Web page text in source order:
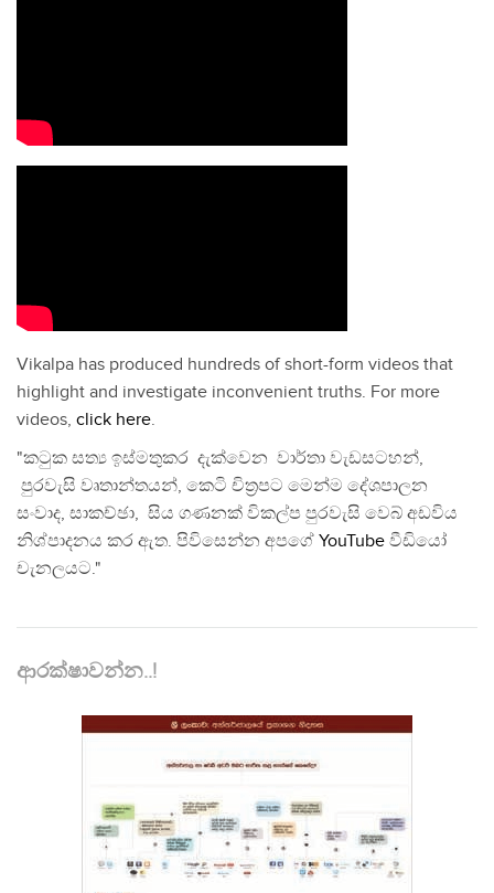
Vikalpa has produced hundreds of short-form videos that
highlight and investigate inconvenient truths. For more
videos, click here.
"කටුක සත්‍ය ඉස්මතුකර දැක්වෙන වාර්තා වැඩසටහන්,
පුරවැසි වෘතාන්තයන්, කෙටි චිත්‍රපට මෙන්ම දේශපාලන
සංවාද, සාකච්ඡා, සිය ගණනක් විකල්ප පුරවැසි වෙබ් අඩවිය
නිශ්පාදනය කර ඇත. පිවිසෙන්න අපගේ YouTube වීඩියෝ
චැනලයට."
ආරක්ෂාවන්න..!